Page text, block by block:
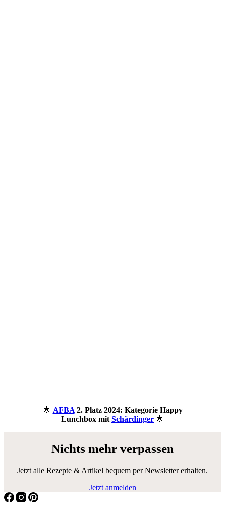
🌟 AFBA2. Platz 2024: Kategorie Happy
Lunchbox mit Schärdinger 🌟
Nichts mehr verpassen
Jetzt alle Rezepte & Artikel bequem per Newsletter erhalten.
Jetzt anmelden